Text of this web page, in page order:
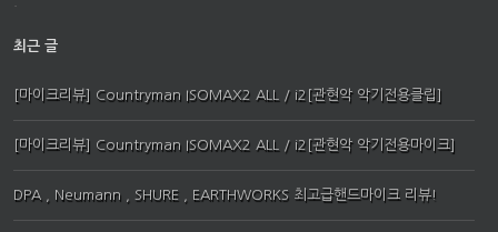
최근 글
[마이크리뷰] Countryman ISOMAX2 ALL / i2[관현악 악기전용클립]
[마이크리뷰] Countryman ISOMAX2 ALL / i2[관현악 악기전용마이크]
DPA , Neumann , SHURE , EARTHWORKS 최고급핸드마이크 리뷰!